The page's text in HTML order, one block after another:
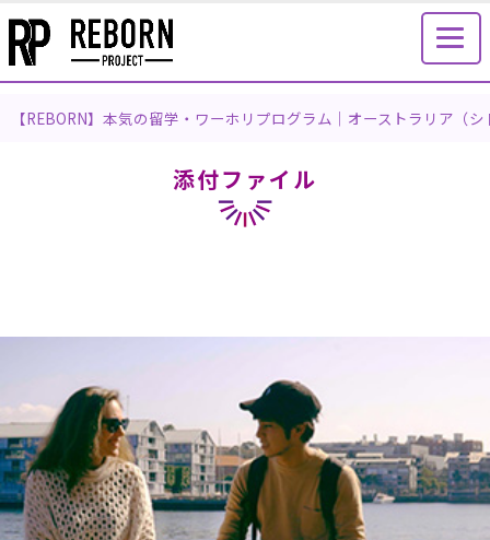
【REBORN】本気の留学・ワーホリプログラム｜オーストラリア（
添付ファイル